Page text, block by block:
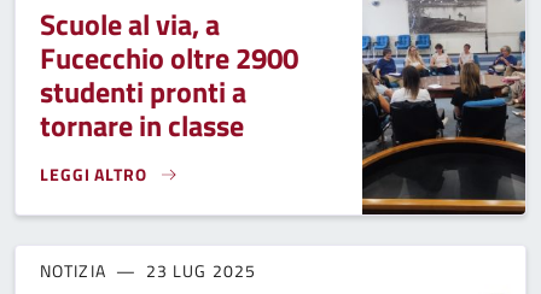
Scuole al via, a
Fucecchio oltre 2900
studenti pronti a
tornare in classe
LEGGI ALTRO
SCUOLE AL VIA, A FUCECCHIO OLTRE 2900 STUDENTI
NOTIZIA 23 LUG 2025